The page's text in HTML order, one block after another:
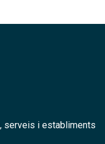
serveis i establiments